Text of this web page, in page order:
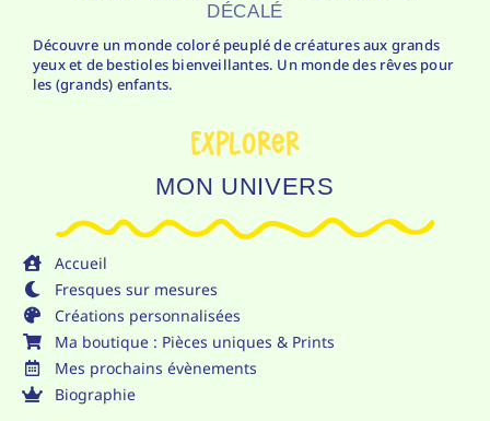
DÉCALÉ
Découvre un monde coloré peuplé de créatures aux grands
yeux et de bestioles bienveillantes. Un monde des rêves pour
les (grands) enfants.
Explorer
MON UNIVERS
Accueil
Fresques sur mesures
Créations personnalisées
Ma boutique : Pièces uniques & Prints
Mes prochains évènements
Biographie